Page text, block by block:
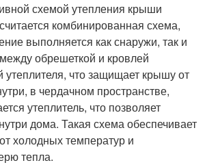
схемой утепления крыши
комбинированная схема,
выполняется как снаружи, так и
обрешеткой и кровлей
утеплителя, что защищает крышу от
в чердачном пространстве,
утеплитель, что позволяет
дома. Такая схема обеспечивает
холодных температур и
тепла.